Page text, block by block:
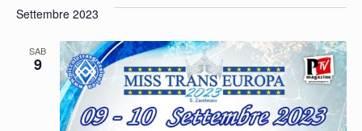
Settembre 2023
SAB
9